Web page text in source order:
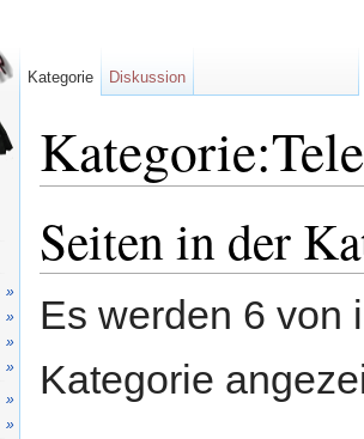
Seiten in der
Es werden 6 von
Kategorie
Kategorie Diskussion
»
»
»
»
»
»